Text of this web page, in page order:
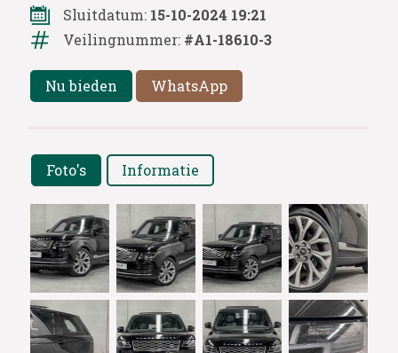
Sluitdatum: 15-10-2024 19:21
Veilingnummer: #A1-18610-3
Nu bieden WhatsApp
Foto's Informatie